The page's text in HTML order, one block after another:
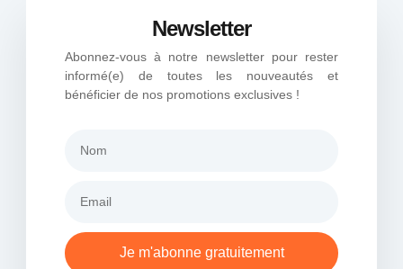
Newsletter
Abonnez-vous à notre newsletter pour rester
informé(e) de toutes les nouveautés et
bénéficier de nos promotions exclusives !
Je m'abonne gratuitement